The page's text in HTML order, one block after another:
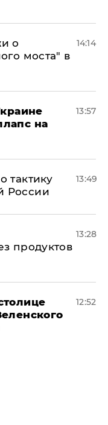
о
моста" в
14:14
на
13:57
тактику
России
13:49
продуктов
13:28
12:52